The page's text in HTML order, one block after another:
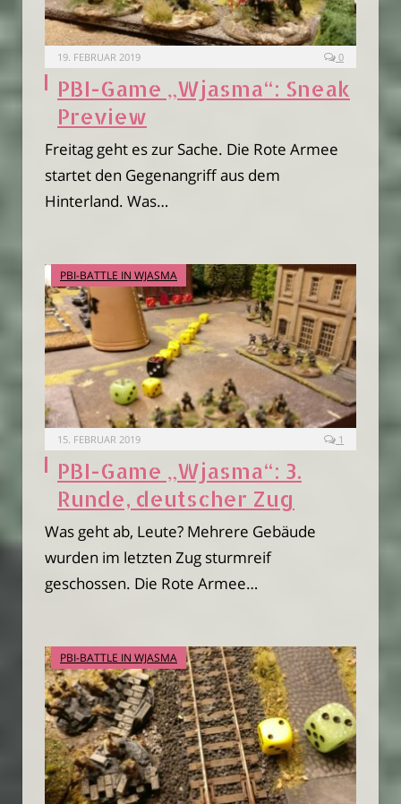
19. FEBRUAR 2019 0
PBI-Game „Wjasma“: Sneak
Preview
Freitag geht es zur Sache. Die Rote Armee
startet den Gegenangriff aus dem
Hinterland. Was…
PBI-BATTLE IN WJASMA
15. FEBRUAR 2019 1
PBI-Game „Wjasma“: 3.
Runde, deutscher Zug
Was geht ab, Leute? Mehrere Gebäude
wurden im letzten Zug sturmreif
geschossen. Die Rote Armee…
PBI-BATTLE IN WJASMA